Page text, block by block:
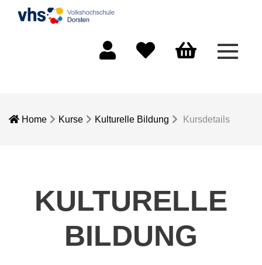
Menü
Home Kurse Kulturelle Bildung Kursdetails
KULTURELLE
BILDUNG